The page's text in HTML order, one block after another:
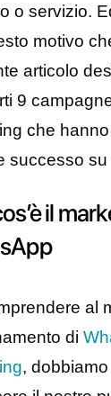
un
offerto.
noi piace
di
e la